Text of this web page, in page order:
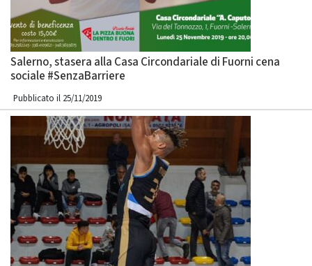
Salerno, stasera alla Casa Circondariale di Fuorni cena
sociale #SenzaBarriere
Pubblicato il 25/11/2019